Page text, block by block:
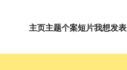
主页主题个案短片我想发表